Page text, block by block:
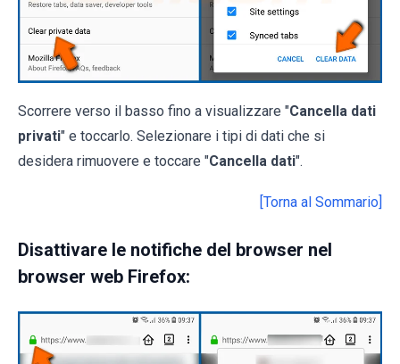
Scorrere verso il basso fino a visualizzare "Cancella dati
privati" e toccarlo. Selezionare i tipi di dati che si
desidera rimuovere e toccare "Cancella dati".
[Torna al Sommario]
Disattivare le notifiche del browser nel
browser web Firefox: